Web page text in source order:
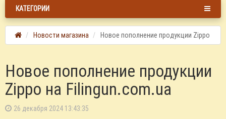
КАТЕГОРИИ
Новости магазина Новое пополнение продукции Zippo
Новое пополнение продукции
Zippo на Filingun.com.ua
26 декабря 2024 13:43:35